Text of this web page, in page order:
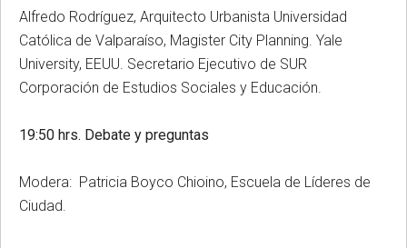
Alfredo Rodríguez, Arquitecto Urbanista Universidad
Católica de Valparaíso, Magister City Planning. Yale
University, EEUU. Secretario Ejecutivo de SUR
Corporación de Estudios Sociales y Educación.
19:50 hrs. Debate y preguntas
Modera: Patricia Boyco Chioino, Escuela de Líderes de
Ciudad.